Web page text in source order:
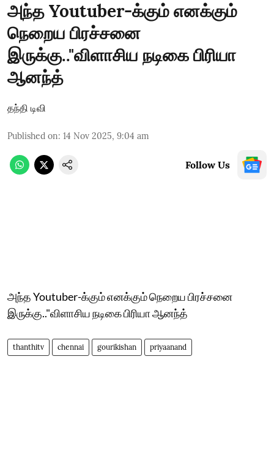
அந்த Youtuber-க்கும் எனக்கும்
நெறைய பிரச்சனை
இருக்கு.."விளாசிய நடிகை பிரியா
ஆனந்த்
தந்தி டிவி
Published on: 14 Nov 2025, 9:04 am
Follow Us
அந்த Youtuber-க்கும் எனக்கும் நெறைய பிரச்சனை
இருக்கு.."விளாசிய நடிகை பிரியா ஆனந்த்
thanthitv chennai gourikishan priyaanand